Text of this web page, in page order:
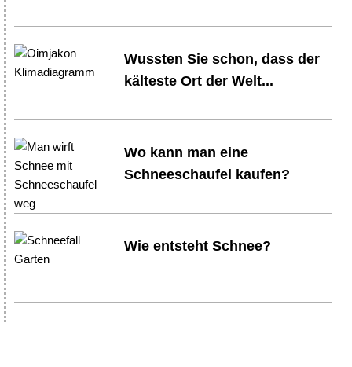
Wussten Sie schon, dass der
kälteste Ort der Welt...
Wo kann man eine
Schneeschaufel kaufen?
Wie entsteht Schnee?